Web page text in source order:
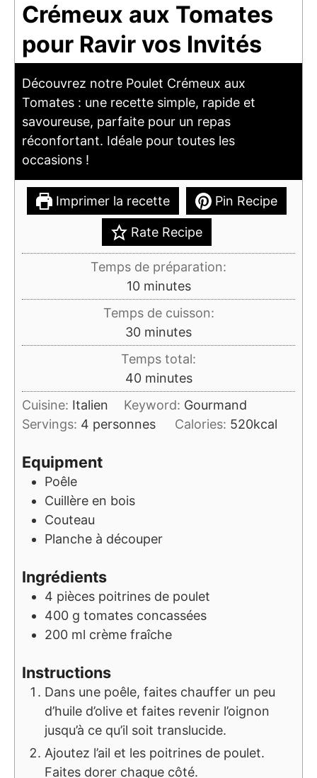
Crémeux aux Tomates
pour Ravir vos Invités
Découvrez notre Poulet Crémeux aux
Tomates : une recette simple, rapide et
savoureuse, parfaite pour un repas
réconfortant. Idéale pour toutes les
occasions !
Imprimer la recette Pin Recipe
Rate Recipe
Temps de préparation:
10minutes
minutes
Temps de cuisson:
30minutes
minutes
Temps total:
40minutes
minutes
Cuisine: Italien Keyword: Gourmand
Servings: 4 personnes Calories: 520kcal
Equipment
Poêle
Cuillère en bois
Couteau
Planche à découper
Ingrédients
4 pièces poitrines de poulet
400 g tomates concassées
200 ml crème fraîche
Instructions
Dans une poêle, faites chauffer un peu
d’huile d’olive et faites revenir l’oignon
jusqu’à ce qu’il soit translucide.
Ajoutez l’ail et les poitrines de poulet.
Faites dorer chaque côté.